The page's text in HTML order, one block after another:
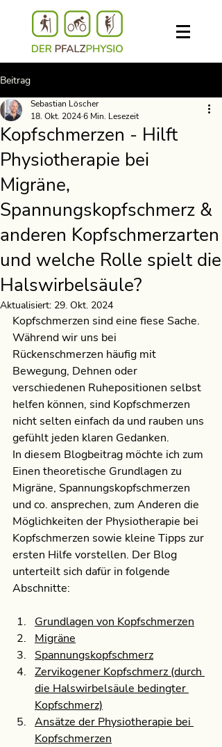
Beitrag
Kopfschmerzen - Hilft
Physiotherapie bei
Migräne,
Spannungskopfschmerz &
anderen Kopfschmerzarten
und welche Rolle spielt die
Halswirbelsäule?
Sebastian Löscher
18. Okt. 20246 Min. Lesezeit
Aktualisiert: 29. Okt. 2024
Kopfschmerzen sind eine fiese Sache.
Während wir uns bei
Rückenschmerzen häufig mit
Bewegung, Dehnen oder
verschiedenen Ruhepositionen selbst
helfen können, sind Kopfschmerzen
nicht selten einfach da und rauben uns
gefühlt jeden klaren Gedanken.
In diesem Blogbeitrag möchte ich zum
Einen theoretische Grundlagen zu
Migräne, Spannungskopfschmerzen
und co. ansprechen, zum Anderen die
Möglichkeiten der Physiotherapie bei
Kopfschmerzen sowie kleine Tipps zur
ersten Hilfe vorstellen. Der Blog
unterteilt sich dafür in folgende
Abschnitte:
Grundlagen von Kopfschmerzen
Migräne
Spannungskopfschmerz
Zervikogener Kopfschmerz (durch
die Halswirbelsäule bedingter
Kopfschmerz)
Ansätze der Physiotherapie bei
Kopfschmerzen